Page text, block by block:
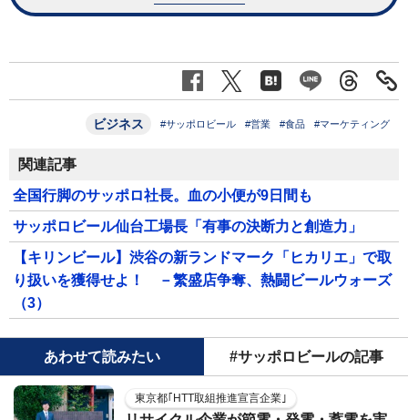
ビジネス #サッポロビール #営業 #食品 #マーケティング
関連記事
全国行脚のサッポロ社長。血の小便が9日間も
サッポロビール仙台工場長「有事の決断力と創造力」
【キリンビール】渋谷の新ランドマーク「ヒカリエ」で取
り扱いを獲得せよ！ －繁盛店争奪、熱闘ビールウォーズ
（3）
あわせて読みたい #サッポロビールの記事
東京都｢HTT取組推進宣言企業｣